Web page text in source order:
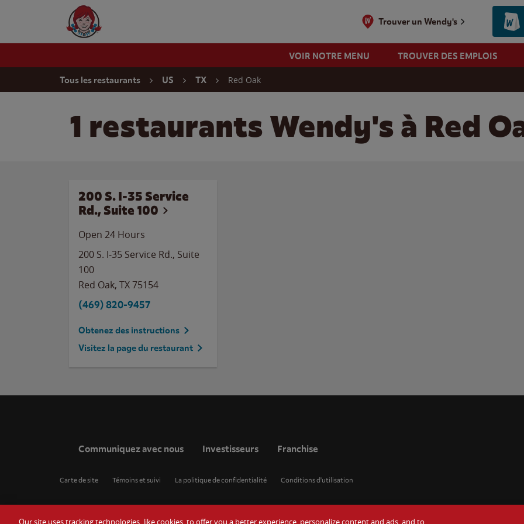
Wendy's Website Home
Trouver un Wendy's
VOIR NOTRE MENU TROUVER DES EMPLOIS
Return to NavTous les restaurants US TX Red Oak
1 restaurants Wendy's à Red
200 S. I-35 Service
Rd., Suite 100
Open 24 Hours
200 S. I-35 Service Rd., Suite
100
Red Oak, TX75154
(469) 820-9457
Obtenez des instructions
Visitez la page du restaurant
Communiquez avec nous Investisseurs Franchise
Carte de site Témoins et suivi La politique de confidentialité Conditions d'utilisation
Our site uses tracking technologies, like cookies, to offer you a better experience, personalize content and ads, and to